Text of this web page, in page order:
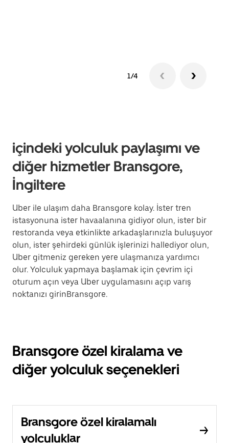
1/4
içindeki yolculuk paylaşımı ve
diğer hizmetler Bransgore,
İngiltere
Uber ile ulaşım daha Bransgore kolay. İster tren
istasyonuna ister havaalanına gidiyor olun, ister bir
restoranda veya etkinlikte arkadaşlarınızla buluşuyor
olun, ister şehirdeki günlük işlerinizi hallediyor olun,
Uber gitmeniz gereken yere ulaşmanıza yardımcı
olur. Yolculuk yapmaya başlamak için çevrim içi
oturum açın veya Uber uygulamasını açıp varış
noktanızı girinBransgore.
Bransgore özel kiralama ve
diğer yolculuk seçenekleri
Bransgore özel kiralamalı
yolculuklar